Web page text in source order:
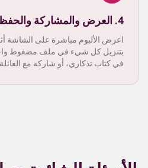
4. العرض والمشاركة والحفظ
اعرض الألبوم مباشرة على الشاشة
بتنزيل كل شيء في ملف مضغوط
في كتاب تذكاري، أو شاركه مع